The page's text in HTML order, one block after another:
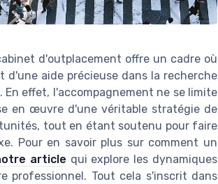
d'outplacement offre un cadre où
d'une aide précieuse dans la recherche
effet, l'accompagnement ne se limite
en œuvre d'une véritable stratégie de
tout en étant soutenu pour faire
Pour en savoir plus sur comment un
article qui explore les dynamiques
professionnel. Tout cela s'inscrit dans